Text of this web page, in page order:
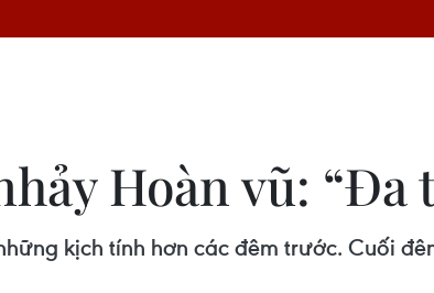
Hoàn vũ: “Đa
kịch tính hơn các đêm trước. Cuối